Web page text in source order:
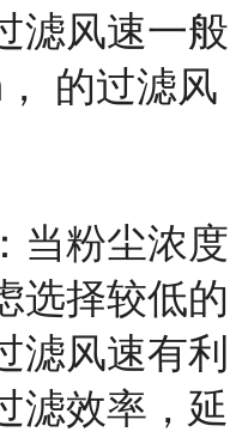
滤风速一般
的过滤风
当粉尘浓度
选择较低的
滤风速有利
滤效率，延